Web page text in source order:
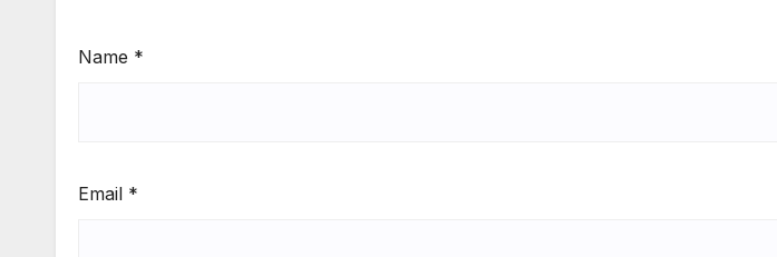
Name *
Email *